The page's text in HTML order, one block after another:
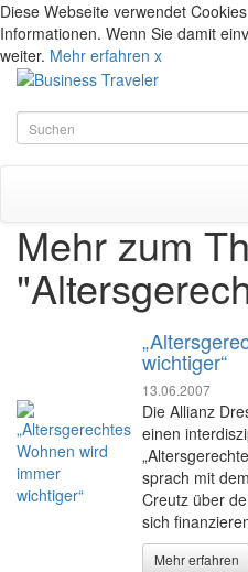
Diese Webseite verwendet
Informationen. Wenn Sie damit
weiter. Mehr erfahren x
Mehr zum
wichtiger“
13.06.2007
Die Allianz
einen
sprach mit
Creutz über
sich
Mehr erfahren